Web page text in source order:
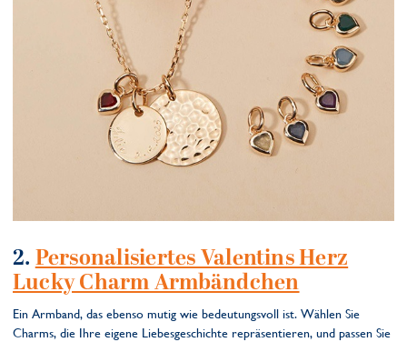
2.Personalisiertes Valentins Herz
Lucky Charm Armbändchen
Ein Armband, das ebenso mutig wie bedeutungsvoll ist. Wählen Sie
Charms, die Ihre eigene Liebesgeschichte repräsentieren, und passen Sie